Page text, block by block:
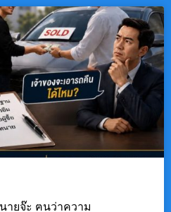
ายจ๊ะ ฅนว่าความ